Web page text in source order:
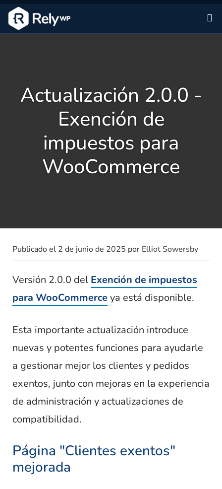
Actualización 2.0.0 -
Exención de
impuestos para
WooCommerce
Publicado el 2 de junio de 2025 por Elliot Sowersby
Versión 2.0.0 del Exención de impuestos
para WooCommerceya está disponible.
Esta importante actualización introduce
nuevas y potentes funciones para ayudarle
a gestionar mejor los clientes y pedidos
exentos, junto con mejoras en la experiencia
de administración y actualizaciones de
compatibilidad.
Página "Clientes exentos"
mejorada